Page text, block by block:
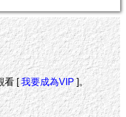
看 [我要成為VIP]。